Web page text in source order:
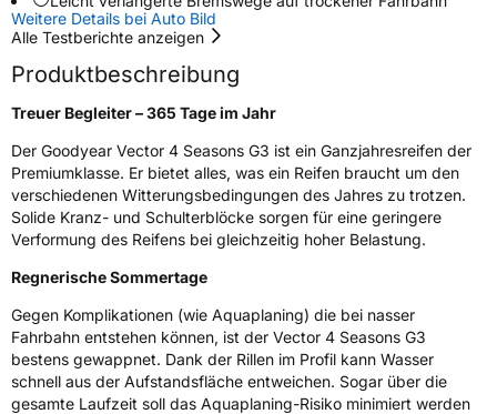
Fahrzeugklasse C1
3PMSF / Schneeflockensymbol / Alpine-Symbol
Eisgrip
Nein
EPREL ID610892
Allgemeine Produktsicherheit (GPSR)
Gordon Smith 7750 Colmar-Berg Luxemburg,
Weitere Details bei Auto Bild
Alle Testberichte anzeigen
Produktbeschreibung
Treuer Begleiter – 365 Tage im Jahr
Der Goodyear Vector 4 Seasons G3 ist ein Ganzjahresreifen der
Premiumklasse. Er bietet alles, was ein Reifen braucht um den
verschiedenen Witterungsbedingungen des Jahres zu trotzen.
Solide Kranz- und Schulterblöcke sorgen für eine geringere
Verformung des Reifens bei gleichzeitig hoher Belastung.
Regnerische Sommertage
Gegen Komplikationen (wie Aquaplaning) die bei nasser
Fahrbahn entstehen können, ist der Vector 4 Seasons G3
bestens gewappnet. Dank der Rillen im Profil kann Wasser
schnell aus der Aufstandsfläche entweichen. Sogar über die
gesamte Laufzeit soll das Aquaplaning-Risiko minimiert werden